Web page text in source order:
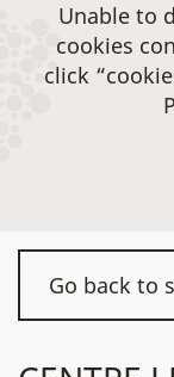
Go back to
Unable to
cookies
click